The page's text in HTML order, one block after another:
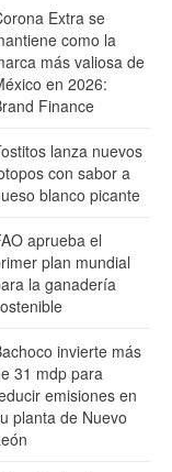
Extra se
como la
más valiosa de
en 2026:
Finance
lanza nuevos
con sabor a
blanco picante
aprueba el
plan mundial
la ganadería
invierte más
31 mdp para
emisiones en
planta de Nuevo